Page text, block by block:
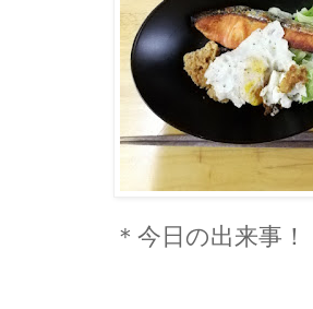
＊今日の出来事！